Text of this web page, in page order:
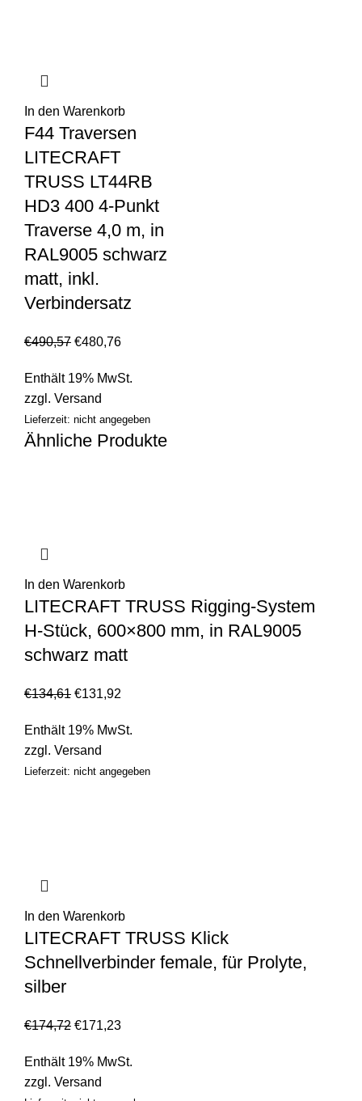
In den Warenkorb
F44 Traversen
LITECRAFT
TRUSS LT44RB
HD3 400 4-Punkt
Traverse 4,0 m, in
RAL9005 schwarz
matt, inkl.
Verbindersatz
€490,57 €480,76
Enthält 19% MwSt.
zzgl. Versand
Lieferzeit: nicht angegeben
Ähnliche Produkte
In den Warenkorb
LITECRAFT TRUSS Rigging-System
H-Stück, 600×800 mm, in RAL9005
schwarz matt
€134,61 €131,92
Enthält 19% MwSt.
zzgl. Versand
Lieferzeit: nicht angegeben
In den Warenkorb
LITECRAFT TRUSS Klick
Schnellverbinder female, für Prolyte,
silber
€174,72 €171,23
Enthält 19% MwSt.
zzgl. Versand